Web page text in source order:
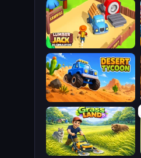
Lumberjack 3D Simulator
Desert Tycoon
Grass Land